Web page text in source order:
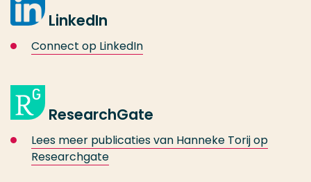
LinkedIn
Connect op LinkedIn
ResearchGate
Lees meer publicaties van Hanneke Torij op
Researchgate